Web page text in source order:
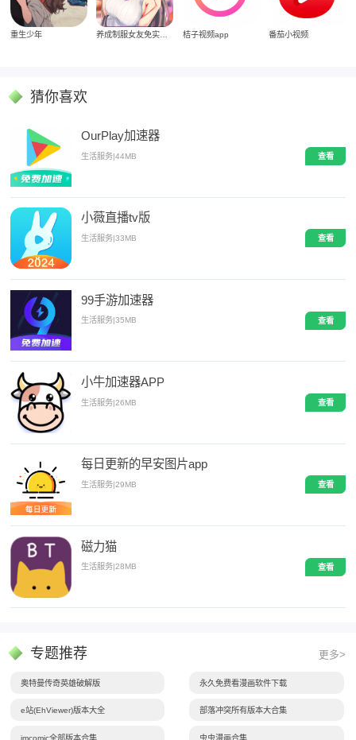
重生少年 桔子视频app 番茄小视频
猜你喜欢
OurPlay加速器
生活服务|44MB 查看
小薇直播tv版
生活服务|33MB 查看
99手游加速器
生活服务|35MB 查看
小牛加速器APP
生活服务|26MB 查看
每日更新的早安图片app
生活服务|29MB 查看
磁力猫
生活服务 |28MB 查看
专题推荐 更多>
奥特曼传奇英雄破解版 永久免费看漫画软件下载
e站(EhViewer)版本大全 部落冲突所有版本大合集
jmcomic全部版本合集 虫虫漫画合集